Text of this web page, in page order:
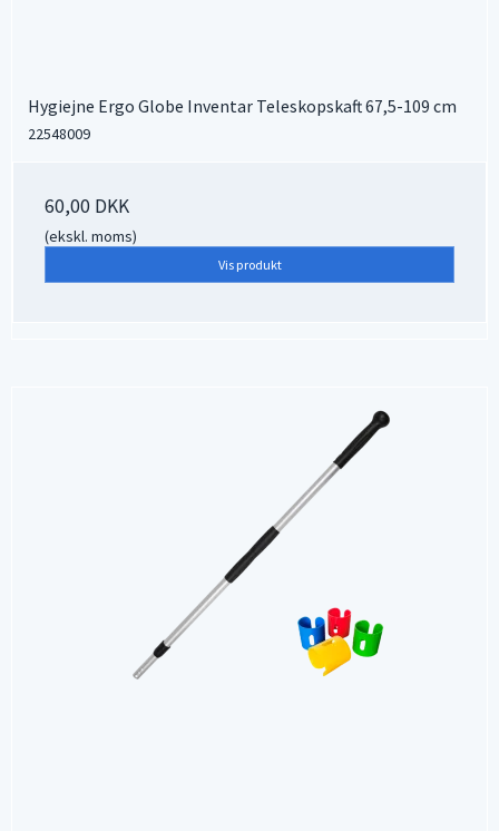
Hygiejne Ergo Globe Inventar Teleskopskaft 67,5-109 cm
22548009
60,00 DKK
(ekskl. moms)
Vis produkt